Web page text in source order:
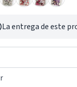
La entrega de este